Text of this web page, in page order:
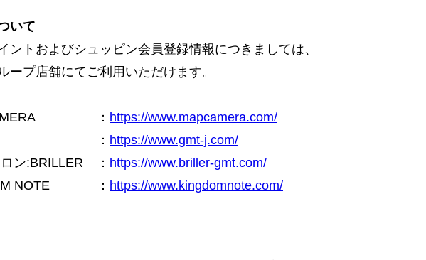
いて
ントおよびシュッピン会員登録情報につきましては、
ープ店舗にてご利用いただけます。
： https://www.mapcamera.com/
： https://www.gmt-j.com/
ン:BRILLER
： https://www.briller-gmt.com/
NOTE
： https://www.kingdomnote.com/